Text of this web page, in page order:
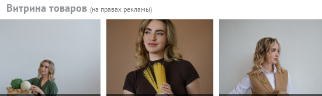
Витрина товаров (на правах рекламы)